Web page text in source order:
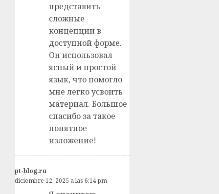
представить
сложные
концепции в
доступной форме.
Он использовал
ясный и простой
язык, что помогло
мне легко усвоить
материал. Большое
спасибо за такое
понятное
изложение!
pt-blog.ru
diciembre 12, 2025 a las 6:14 pm